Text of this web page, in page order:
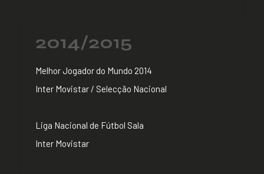
2014/2015
Melhor Jogador do Mundo 2014
Inter Movistar / Selecção Nacional
Liga Nacional de Fútbol Sala
Inter Movistar